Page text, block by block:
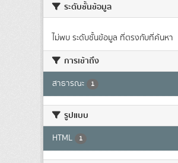
ระดับชั้นข้อมูล
ไม่พบ ระดับชั้นข้อมูล ที่ตรงกับที่ค้นหา
การเข้าถึง
สาธารณะ 1
รูปแบบ
HTML 1